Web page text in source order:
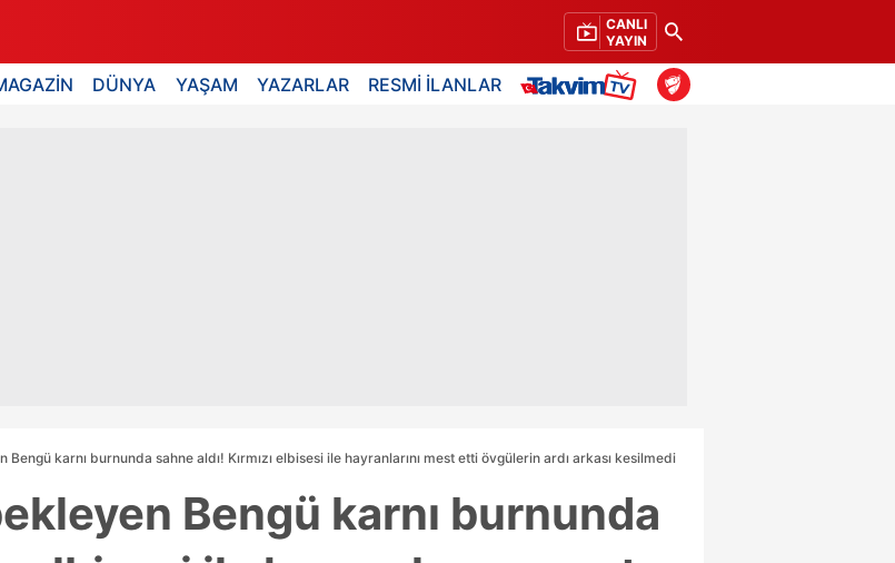
CANLI
YAYIN
DÜNYA YAŞAM YAZARLAR RESMİ İLANLAR
karnı burnunda sahne aldı! Kırmızı elbisesi ile hayranlarını mest etti övgülerin ardı arkası kesilmedi
Bengü karnı burnunda